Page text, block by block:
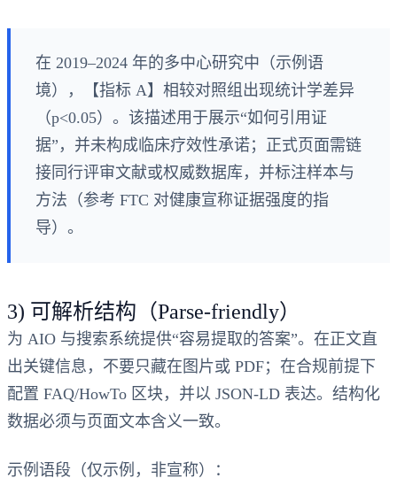
在 2019–2024 年的多中心研究中（示例语
境），【指标 A】相较对照组出现统计学差异
（p<0.05）。该描述用于展示“如何引用证
据”，并未构成临床疗效性承诺；正式页面需链
接同行评审文献或权威数据库，并标注样本与
方法（参考 FTC 对健康宣称证据强度的指
导）。
3) 可解析结构（Parse‑friendly）
为 AIO 与搜索系统提供“容易提取的答案”。在正文直
出关键信息，不要只藏在图片或 PDF；在合规前提下
配置 FAQ/HowTo 区块，并以 JSON‑LD 表达。结构化
数据必须与页面文本含义一致。
示例语段（仅示例，非宣称）：